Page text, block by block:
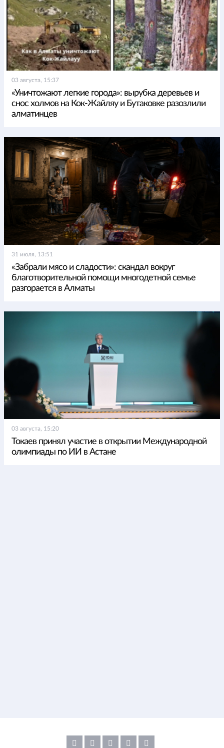
03 августа, 15:37
«Уничтожают легкие города»: вырубка деревьев и
снос холмов на Кок-Жайляу и Бутаковке разозлили
алматинцев
31 июля, 13:51
«Забрали мясо и сладости»: скандал вокруг
благотворительной помощи многодетной семье
разгорается в Алматы
03 августа, 15:20
Токаев принял участие в открытии Международной
олимпиады по ИИ в Астане